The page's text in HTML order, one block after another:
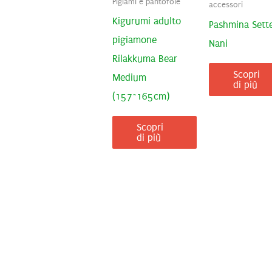
Kigurumi adulto
pigiamone
Rilakkuma Bear
Medium
(157~165cm)
Scopri
di più
accessori
Pashmina
Nani
Scopri
di più